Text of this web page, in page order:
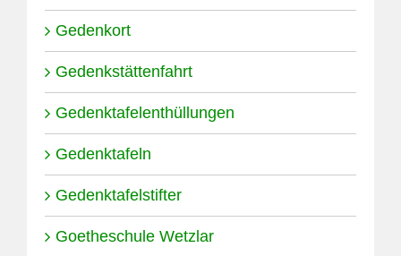
Gedenkort
Gedenkstättenfahrt
Gedenktafelenthüllungen
Gedenktafeln
Gedenktafelstifter
Goetheschule Wetzlar